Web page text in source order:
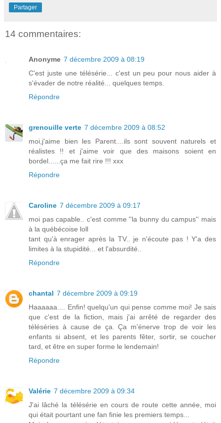
Partager
14 commentaires:
Anonyme 7 décembre 2009 à 08:19
C'est juste une télésérie... c'est un peu pour nous aider à
s'évader de notre réalité... quelques temps.
Répondre
grenouille verte 7 décembre 2009 à 08:52
moi,j'aime bien les Parent....ils sont souvent naturels et
réalistes !! et j'aime voir que des maisons soient en
bordel......ça me fait rire !!! xxx
Répondre
Caroline 7 décembre 2009 à 09:17
moi pas capable.. c'est comme ''la bunny du campus'' mais
à la québécoise loll
tant qu'à enrager après la TV.. je n'écoute pas ! Y'a des
limites à la stupidité... et l'absurdité..
Répondre
chantal 7 décembre 2009 à 09:19
Haaaaaa.... Enfin! quelqu'un qui pense comme moi! Je sais
que c'est de la fiction, mais j'ai arrêté de regarder des
téléséries à cause de ça. Ça m'énerve trop de voir les
enfants si absent, et les parents fêter, sortir, se coucher
tard, et être en super forme le lendemain!
Répondre
Valérie 7 décembre 2009 à 09:34
J'ai lâché la télésérie en cours de route cette année, moi
qui était pourtant une fan finie les premiers temps...